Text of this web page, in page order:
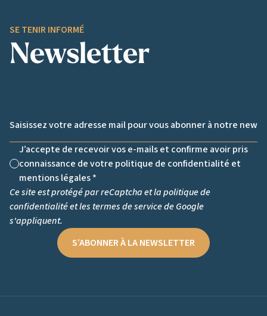
SE TENIR INFORMÉ
Newsletter
Non cochée
J’accepte de recevoir vos e-mails et confirme avoir pris
connaissance de votre politique de confidentialité et
mentions légales *
Ce site est protégé par reCaptcha et lapolitique de
confidentialitéet les termes de servicede Google
s'appliquent.
S’ABONNER À LA NEWSLETTER